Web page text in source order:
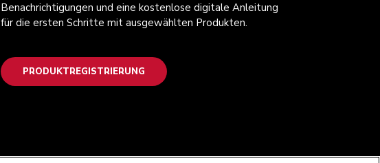
Benachrichtigungen und eine kostenlose digitale Anleitung
für die ersten Schritte mit ausgewählten Produkten.
PRODUKTREGISTRIERUNG